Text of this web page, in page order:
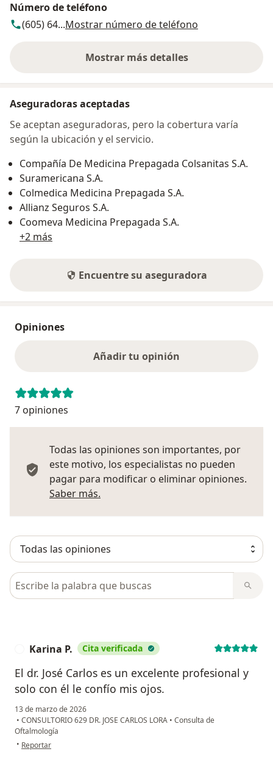
Número de teléfono
(605) 64...Mostrar número de teléfono
Mostrar más detalles
sobre la dirección
Aseguradoras aceptadas
Se aceptan aseguradoras, pero la cobertura varía
según la ubicación y el servicio.
Compañía De Medicina Prepagada Colsanitas S.A.
Suramericana S.A.
Colmedica Medicina Prepagada S.A.
Allianz Seguros S.A.
Coomeva Medicina Prepagada S.A.
+2 más
Encuentre su aseguradora
Opiniones
Añadir tu opinión
7 opiniones
Todas las opiniones son importantes, por
este motivo, los especialistas no pueden
pagar para modificar o eliminar opiniones.
Saber más.
Busca en opiniones
Karina P. Cita verificada
El dr. José Carlos es un excelente profesional y
solo con él le confío mis ojos.
13 de marzo de 2026
• CONSULTORIO 629 DR. JOSE CARLOS LORA • Consulta de
Oftalmología
• en opinión del usuario Karina P.
Reportar